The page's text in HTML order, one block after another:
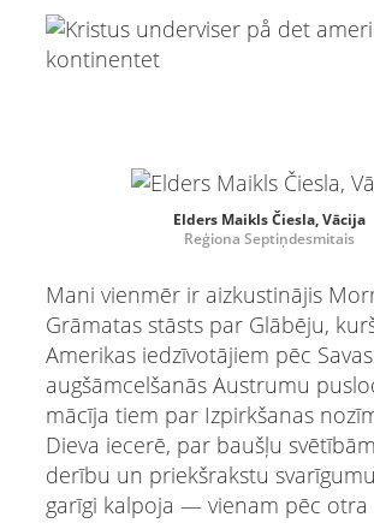
Elders Maikls Čiesla, Vācija
Reģiona Septiņdesmitais
Mani vienmēr ir aizkustinājis
Grāmatas stāsts par Glābēju,
Amerikas iedzīvotājiem pēc Savas
augšāmcelšanās Austrumu
mācīja tiem par Izpirkšanas
Dieva iecerē, par baušļu
derību un priekšrakstu
garīgi kalpoja — vienam pēc otra